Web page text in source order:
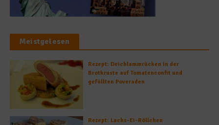
Meistgelesen
Rezept: Deichlammrücken in der
Brotkruste auf Tomatenconfit und
gefüllten Poveraden
Rezept: Lachs-Ei-Röllchen